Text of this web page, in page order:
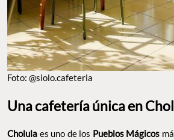
Foto: @siolo.cafeteria
Una cafetería única en
Cholula es uno de los Pueblos Mágicos